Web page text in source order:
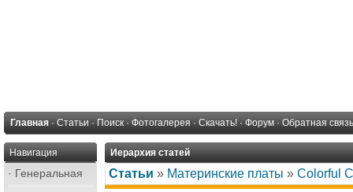
Главная · Статьи · Поиск · Фотогалерея · Скачать! · Форум · Обратная связь
Навигация
· Генеральная
Иерархия статей
Статьи » Материнские платы » Colorful